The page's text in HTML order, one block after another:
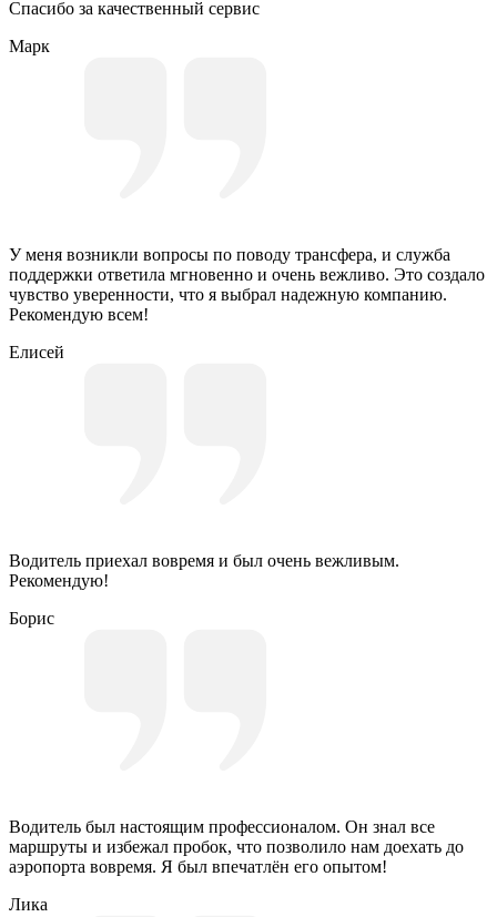
Спасибо за качественный сервис
Марк
У меня возникли вопросы по поводу трансфера, и служба
поддержки ответила мгновенно и очень вежливо. Это создало
чувство уверенности, что я выбрал надежную компанию.
Рекомендую всем!
Елисей
Водитель приехал вовремя и был очень вежливым.
Рекомендую!
Борис
Водитель был настоящим профессионалом. Он знал все
маршруты и избежал пробок, что позволило нам доехать до
аэропорта вовремя. Я был впечатлён его опытом!
Лика